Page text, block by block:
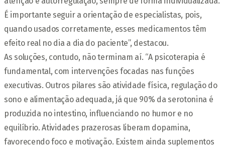
É importante seguir a orientação de especialistas, pois,
quando usados corretamente, esses medicamentos têm
efeito real no dia a dia do paciente”, destacou.
As soluções, contudo, não terminam aí. “A psicoterapia é
fundamental, com intervenções focadas nas funções
executivas. Outros pilares são atividade física, regulação do
sono e alimentação adequada, já que 90% da serotonina é
produzida no intestino, influenciando no humor e no
equilíbrio. Atividades prazerosas liberam dopamina,
favorecendo foco e motivação. Existem ainda suplementos